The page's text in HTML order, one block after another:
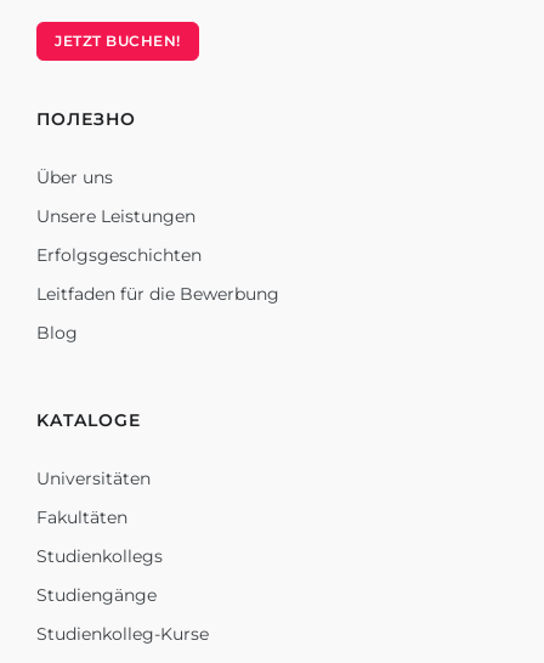
JETZT BUCHEN!
ПОЛЕЗНО
Über uns
Unsere Leistungen
Erfolgsgeschichten
Leitfaden für die Bewerbung
Blog
KATALOGE
Universitäten
Fakultäten
Studienkollegs
Studiengänge
Studienkolleg-Kurse